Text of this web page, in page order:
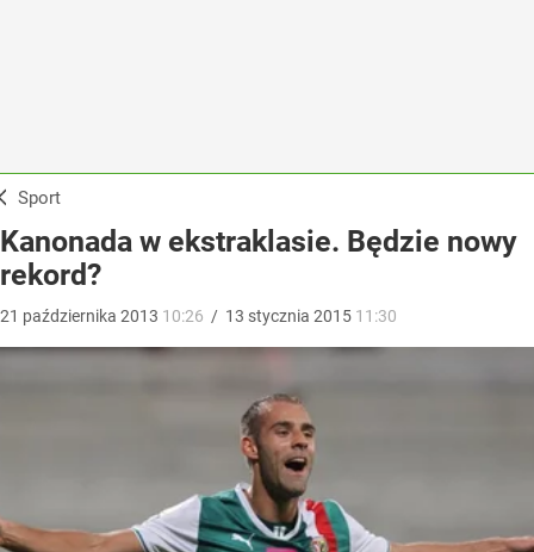
Sport
Kanonada w ekstraklasie. Będzie nowy
rekord?
21 października 2013 10:26 / 13 stycznia 2015 11:30